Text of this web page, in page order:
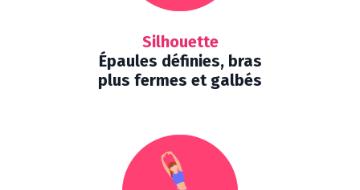
Silhouette
Épaules définies, bras
plus fermes et galbés